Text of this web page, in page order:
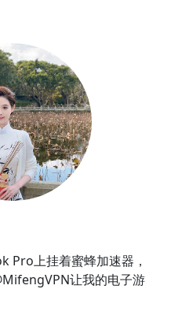
Pro上挂着蜜蜂加速器，
让我的电子游